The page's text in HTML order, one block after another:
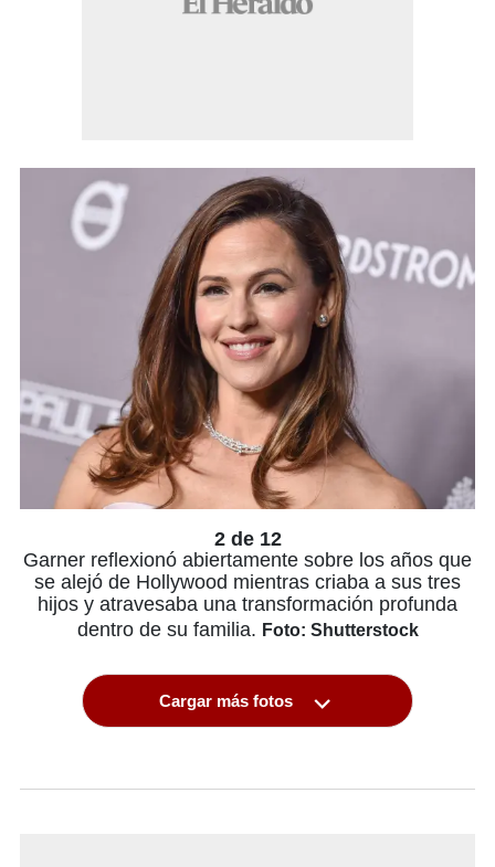
2 de 12
Garner reflexionó abiertamente sobre los años que
se alejó de Hollywood mientras criaba a sus tres
hijos y atravesaba una transformación profunda
dentro de su familia. Foto: Shutterstock
Cargar más fotos